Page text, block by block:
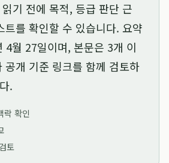
기 전에 목적, 등급 판단 근
트를 확인할 수 있습니다. 요약
4월 27일이며, 본문은 3개 이
공개 기준 링크를 함께 검토하
.
락 확인
토